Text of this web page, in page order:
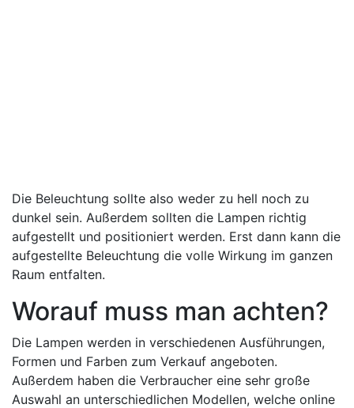
Die Beleuchtung sollte also weder zu hell noch zu
dunkel sein. Außerdem sollten die Lampen richtig
aufgestellt und positioniert werden. Erst dann kann die
aufgestellte Beleuchtung die volle Wirkung im ganzen
Raum entfalten.
Worauf muss man achten?
Die Lampen werden in verschiedenen Ausführungen,
Formen und Farben zum Verkauf angeboten.
Außerdem haben die Verbraucher eine sehr große
Auswahl an unterschiedlichen Modellen, welche online